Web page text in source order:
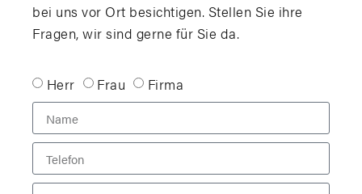
bei uns vor Ort besichtigen. Stellen Sie ihre
Fragen, wir sind gerne für Sie da.
Herr Frau Firma